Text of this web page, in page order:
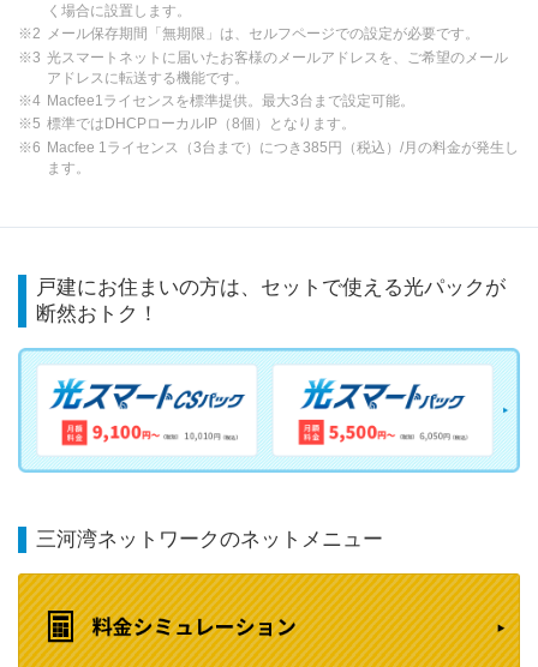
く場合に設置します。
メール保存期間「無期限」は、セルフページでの設定が必要です。
光スマートネットに届いたお客様のメールアドレスを、ご希望のメール
アドレスに転送する機能です。
Macfee1ライセンスを標準提供。最大3台まで設定可能。
標準ではDHCPローカルIP（8個）となります。
Macfee 1ライセンス（3台まで）につき385円（税込）/月の料金が発生し
ます。
戸建にお住まいの方は、セットで使える光パックが
断然おトク！
三河湾ネットワークのネットメニュー